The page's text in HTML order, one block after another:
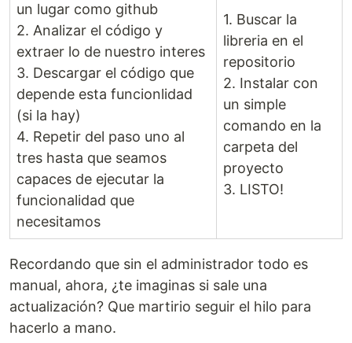
un lugar como github
2. Analizar el código y
extraer lo de nuestro interes
3. Descargar el código que
depende esta funcionlidad
(si la hay)
4. Repetir del paso uno al
tres hasta que seamos
capaces de ejecutar la
funcionalidad que
necesitamos
1. Buscar la
libreria en el
repositorio
2. Instalar con
un simple
comando en la
carpeta del
proyecto
3. LISTO!
Recordando que sin el administrador todo es
manual, ahora, ¿te imaginas si sale una
actualización? Que martirio seguir el hilo para
hacerlo a mano.